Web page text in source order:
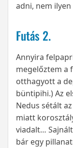
adni, nem
Futás 2.
Annyira
megelőztem a
otthagyott a
büntipihi.) Az
Nedus sétált
miatt
viadalt…
bár egy